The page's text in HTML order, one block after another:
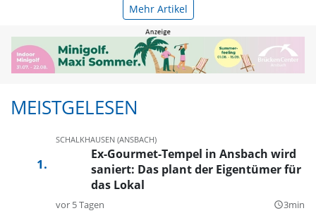
Mehr Artikel
MEISTGELESEN
SCHALKHAUSEN (ANSBACH)
Ex-Gourmet-Tempel in Ansbach wird
saniert: Das plant der Eigentümer für
das Lokal
vor 5 Tagen query_builder3min